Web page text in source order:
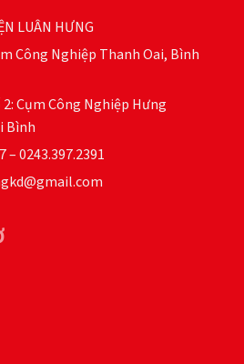
LUÂN HƯNG
Công Nghiệp Thanh Oai, Bình
Cụm Công Nghiệp Hưng
Bình
– 0243.397.2391